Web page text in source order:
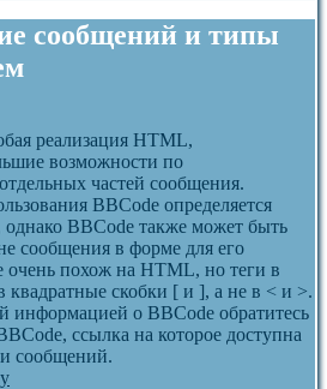
сообщений и типы
реализация HTML,
возможности по
частей сообщения.
BBCode определяется
BBCode также может быть
сообщения в форме для его
очень похож на HTML, но теги в
квадратные скобки [ и ], а не в < и >.
информацией о BBCode обратитесь
ссылка на которое доступна
сообщений.